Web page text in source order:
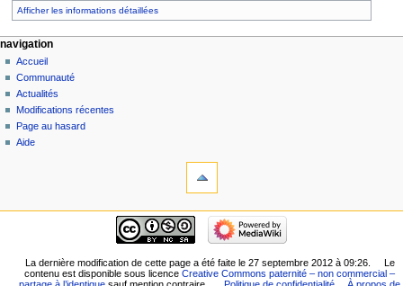
Afficher les informations détaillées
navigation
Accueil
Communauté
Actualités
Modifications récentes
Page au hasard
Aide
La dernière modification de cette page a été faite le 27 septembre 2012 à 09:26.
Le
contenu est disponible sous licenceCreative Commons paternité – non commercial –
partage à l’identiquesauf mention contraire. Politique de confidentialité À propos de